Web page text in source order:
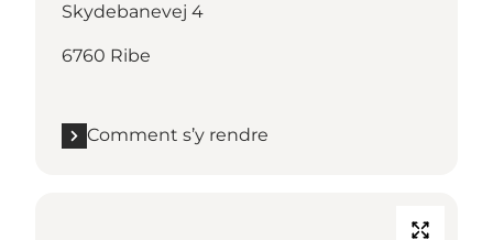
Skydebanevej 4
6760 Ribe
Comment s’y rendre